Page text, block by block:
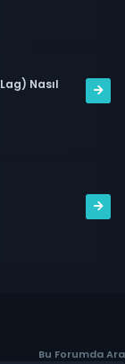
Nasıl
Bu Forumda Ara